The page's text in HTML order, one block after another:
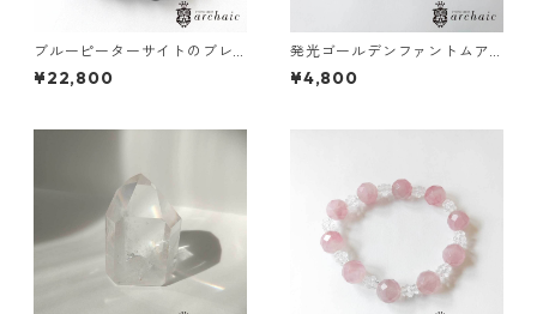
ブルーピーターサイトのブレ
スレット(8mm)
¥22,800
発光ゴールデンファントムア
メジストのポイント（全3種）
¥4,800